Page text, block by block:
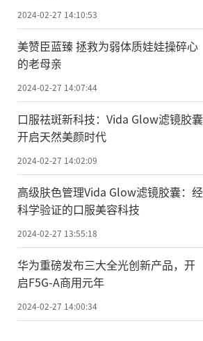
2024-02-27 14:10:53
美赞臣蓝臻 拯救为弱体质娃娃操碎心
的老母亲
2024-02-27 14:07:44
口服祛斑新科技：Vida Glow滤镜胶囊
开启天然美颜时代
2024-02-27 14:02:09
高级肤色管理Vida Glow滤镜胶囊：经
科学验证的口服美容科技
2024-02-27 13:55:18
华为重磅发布三大全光创新产品，开
启F5G-A商用元年
2024-02-27 14:00:34